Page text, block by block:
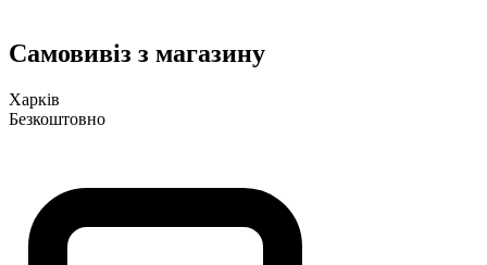
Самовивіз з магазину
Харків
Безкоштовно